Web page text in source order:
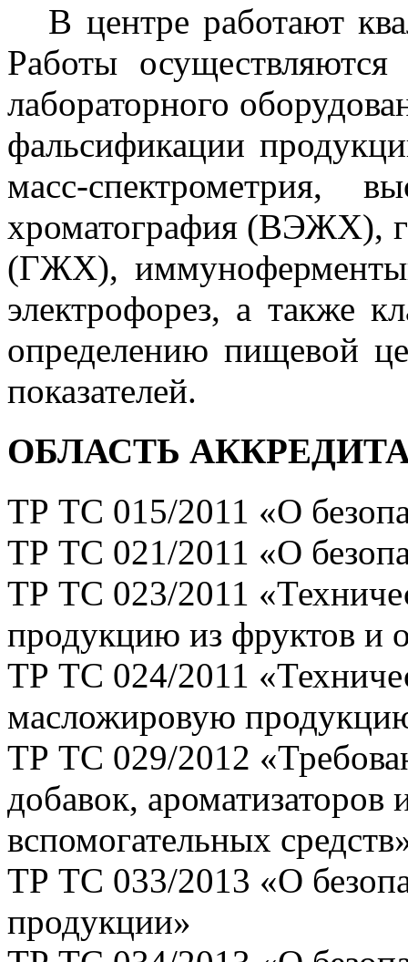
В центре работают
Работы
лабораторного
фальсификации
масс-спектрометрия,
хроматография (ВЭЖХ),
(ГЖХ),
электрофорез, а также
определению пищевой
показателей.
ОБЛАСТЬ
ТР ТС 015/2011 «О
ТР ТС 021/2011 «О
ТР ТС 023/2011
продукцию из фруктов и
ТР ТС 024/2011
масложировую
ТР ТС 029/2012
добавок, ароматизаторов
вспомогательных
ТР ТС 033/2013 «О
продукции»